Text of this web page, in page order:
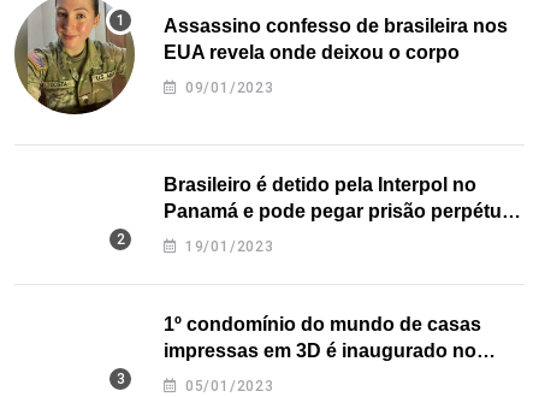
Assassino confesso de brasileira nos
EUA revela onde deixou o corpo
09/01/2023
Brasileiro é detido pela Interpol no
Panamá e pode pegar prisão perpétua
nos EUA
19/01/2023
1º condomínio do mundo de casas
impressas em 3D é inaugurado no
Texas
05/01/2023